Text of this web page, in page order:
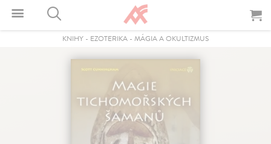
KNIHY - EZOTERIKA - MÁGIA A OKULTIZMUS